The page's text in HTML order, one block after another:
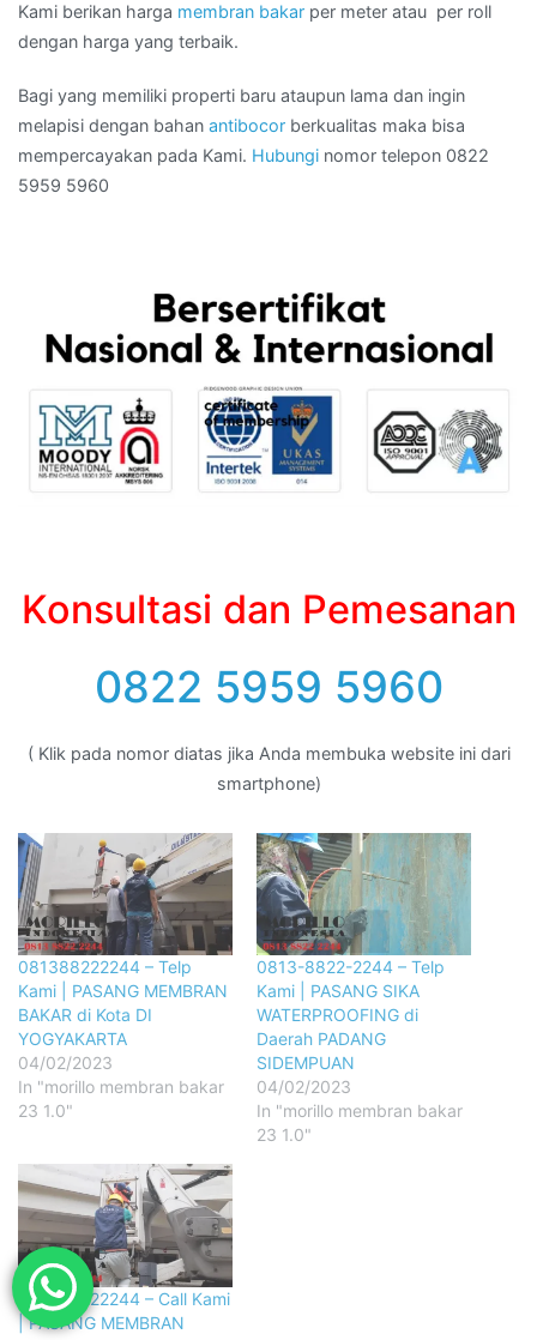
Kami berikan harga membran bakar per meter atau per roll
dengan harga yang terbaik.
Bagi yang memiliki properti baru ataupun lama dan ingin
melapisi dengan bahan antibocor berkualitas maka bisa
mempercayakan pada Kami. Hubungi nomor telepon 0822
5959 5960
Konsultasi dan Pemesanan
0822 5959 5960
( Klik pada nomor diatas jika Anda membuka website ini dari
smartphone)
081388222244 – Telp
Kami | PASANG MEMBRAN
BAKAR di Kota DI
YOGYAKARTA
04/02/2023
In "morillo membran bakar
23 1.0"
0813-8822-2244 – Telp
Kami | PASANG SIKA
WATERPROOFING di
Daerah PADANG
SIDEMPUAN
04/02/2023
In "morillo membran bakar
23 1.0"
081388222244 – Call Kami
| PASANG MEMBRAN